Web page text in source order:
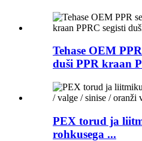
Tehase OEM
duši PPR kraan
PEX torud ja
rohkusega ...